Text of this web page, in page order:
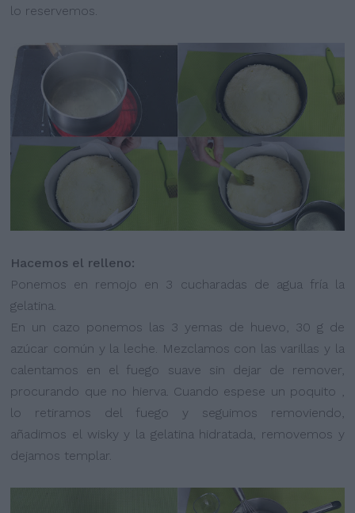
lo reservemos.
Hacemos el relleno:
Ponemos en remojo en 3 cucharadas de agua fría la
gelatina.
En un cazo ponemos las 3 yemas de huevo, 30 g de
azúcar común y la leche. Mezclamos con las varillas y la
calentamos en el fuego suave sin dejar de remover,
procurando que no hierva. Cuando espese un poquito ,
lo retiramos del fuego y seguimos removiendo,
añadimos el wisky y la gelatina hidratada, removemos y
dejamos templar.